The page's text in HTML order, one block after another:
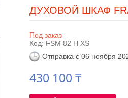
ДУХОВОЙ ШКАФ
Под заказ
Код: FSM 82 H XS
Отправка с 06 ноября
430 100 ₸